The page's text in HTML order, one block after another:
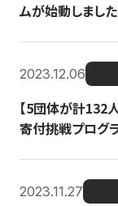
ムが始動しました
2023.12.06
【5団体が計132
寄付挑戦プログ
2023.11.27